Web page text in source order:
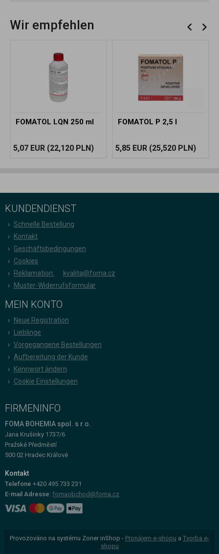
Wir empfehlen
FOMATOL LQN 250 ml
5,07 EUR (22,120 PLN)
FOMATOL P 2,5 l
5,85 EUR (25,520 PLN)
KUNDENDIENST
Schnelle Bestellung
Kontakt
Geschäftsbedingungen
Cookies
Reklamation:
kvalita@foma.cz
Muster-Widerrufsformular
MEIN KONTO
Neue Registration
Lieblinge
Vorgegangene Bestellungen
Aufbereitung der Kunde
Kennwort ändern
Cookie Einstellungen
FIRMENINFO
FOMA BOHEMIA spol. s r.o.
Jana Krušinky 1737/6
Pražské Předměstí
500 02 Hradec Králové
Kontakt
Telefone +420 495 733 231
E-mail Adresse: fomaobchod@foma.cz
Provozováno na systému Zoner inShop - Pronájem e-shopu a Tvorba e-
shopu